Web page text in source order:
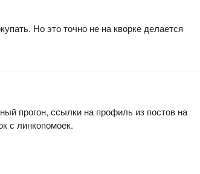
Но это точно не на кворке делается
прогон, ссылки на профиль из постов на
с линкопомоек.